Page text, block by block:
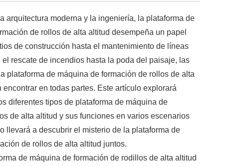
arquitectura moderna y la ingeniería, la plataforma de
de rollos de alta altitud desempeña un papel
de construcción hasta el mantenimiento de líneas
el rescate de incendios hasta la poda del paisaje, las
plataforma de máquina de formación de rollos de alta
encontrar en todas partes. Este artículo explorará
diferentes tipos de plataforma de máquina de
de alta altitud y sus funciones en varios escenarios
llevará a descubrir el misterio de la plataforma de
de rollos de alta altitud juntos.
de máquina de formación de rodillos de alta altitud